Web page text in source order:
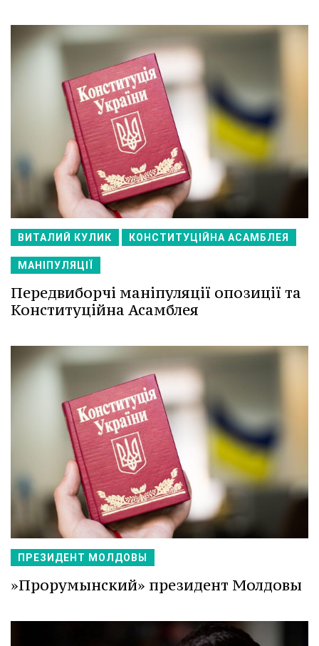
ВИТАЛИЙ КУЛИК КОНСТИТУЦІЙНА АСАМБЛЕЯ
МАНІПУЛЯЦІЇ
Передвиборчі маніпуляції опозиції та
Конституційна Асамблея
ПРЕЗИДЕНТ МОЛДОВЫ
»Прорумынский» президент Молдовы